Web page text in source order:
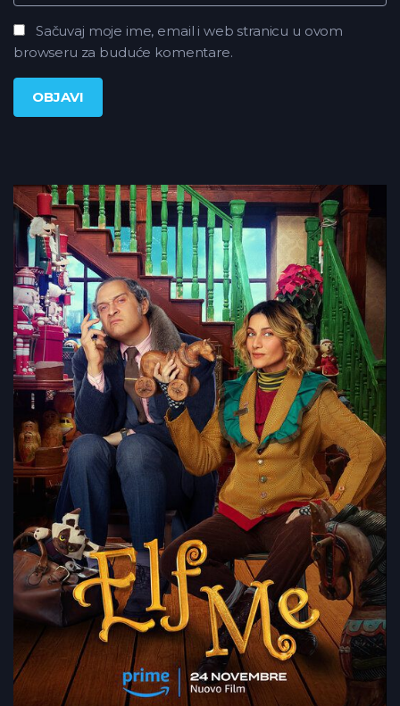
Sačuvaj moje ime, email i web stranicu u ovom
browseru za buduće komentare.